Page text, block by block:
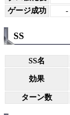
ゲージ成功
-
SS
SS名
効果
ターン数